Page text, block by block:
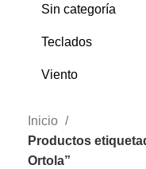
Sin categoría
Teclados
Viento
Inicio
Productos
Ortola”